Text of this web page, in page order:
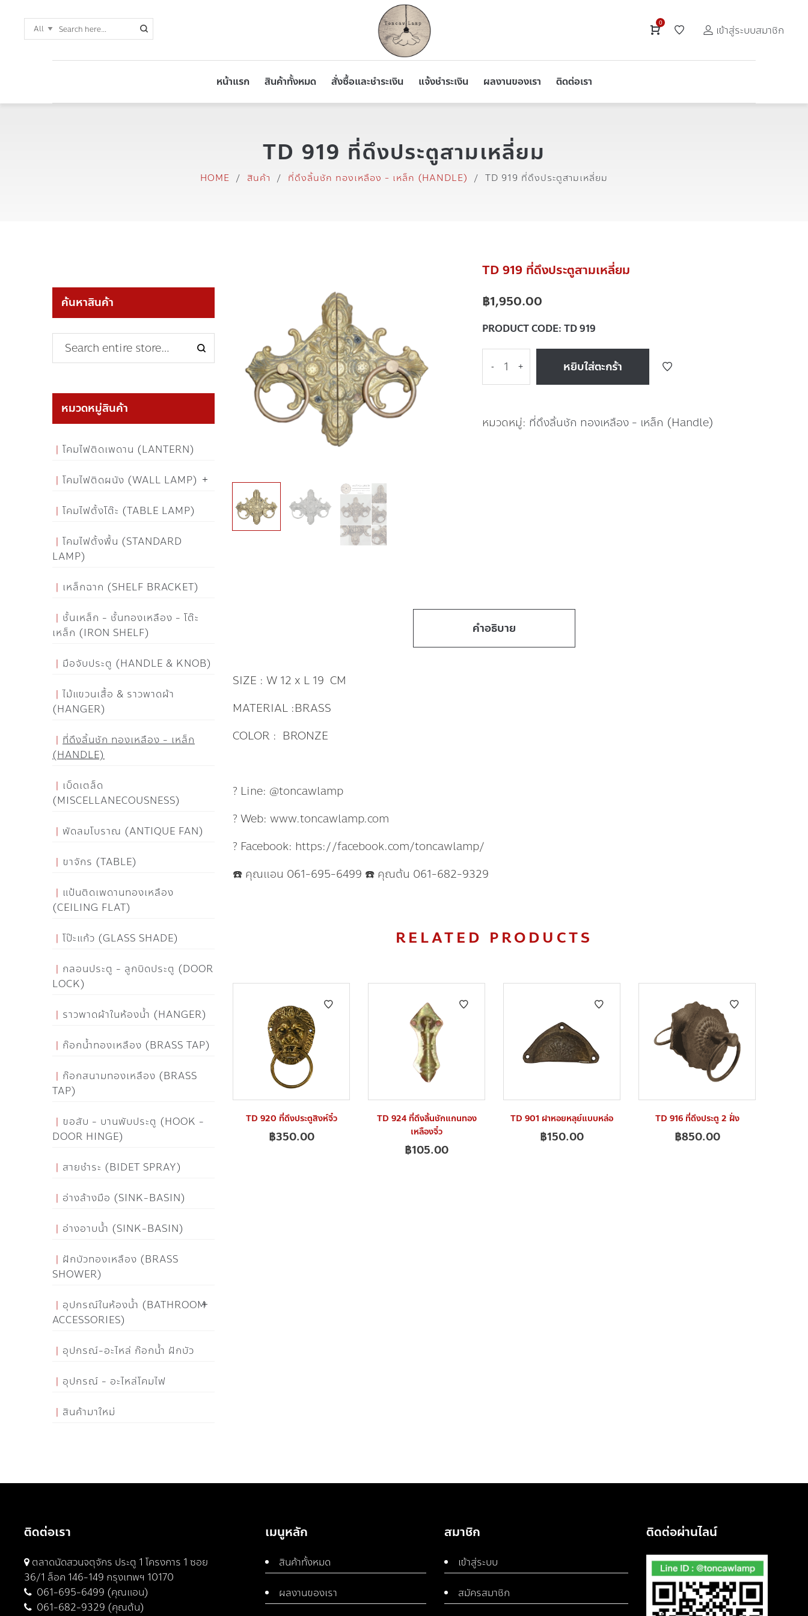
0
เข้าสู่ระบบสมาชิก
หน้าแรก สินค้าทั้งหมด สั่งซื้อและชำระเงิน แจ้งชำระเงิน ผลงานของเรา ติดต่อเรา
TD 919 ที่ดึงประตูสามเหลี่ยม
HOME / สินค้า / ที่ดึงลิ้นชัก ทองเหลือง - เหล็ก (HANDLE) / TD 919 ที่ดึงประตูสามเหลี่ยม
TD 919 ที่ดึงประตูสามเหลี่ยม
฿1,950.00
PRODUCT CODE: TD 919
- + หยิบใส่ตะกร้า
หมวดหมู่: ที่ดึงลิ้นชัก ทองเหลือง - เหล็ก (Handle)
คำอธิบาย
SIZE : W 12 x L 19 CM
MATERIAL :BRASS
COLOR : BRONZE
? Line: @toncawlamp
? Web: www.toncawlamp.com
? Facebook: https://facebook.com/toncawlamp/
☎️ คุณแอน 061-695-6499 ☎️ คุณต้น 061-682-9329
RELATED PRODUCTS
TD 920 ที่ดึงประตูสิงห์จิ๋ว
฿350.00
TD 924 ที่ดึงลิ้นชักแกนทอง
เหลืองจิ๋ว
฿105.00
TD 901 ฝาหอยหลุย์แบบหล่อ
฿150.00
TD 916 ที่ดึงประตู 2 ฝั่ง
฿850.00
ค้นหาสินค้า
หมวดหมู่สินค้า
โคมไฟติดเพดาน (LANTERN)
โคมไฟติดผนัง (WALL LAMP)
โคมไฟตั้งโต๊ะ (TABLE LAMP)
โคมไฟตั้งพื้น (STANDARD
LAMP)
เหล็กฉาก (SHELF BRACKET)
ชั้นเหล็ก - ชั้นทองเหลือง - โต๊ะ
เหล็ก (IRON SHELF)
มือจับประตู (HANDLE & KNOB)
ไม้แขวนเสื้อ & ราวพาดผ้า
(HANGER)
ที่ดึงลิ้นชัก ทองเหลือง - เหล็ก
(HANDLE)
เบ็ดเตล็ด
(MISCELLANECOUSNESS)
พัดลมโบราณ (ANTIQUE FAN)
ขาจักร (TABLE)
แป้นติดเพดานทองเหลือง
(CEILING FLAT)
โป๊ะแก้ว (GLASS SHADE)
กลอนประตู - ลูกบิดประตู (DOOR
LOCK)
ราวพาดผ้าในห้องน้ำ (HANGER)
ก๊อกน้ำทองเหลือง (BRASS TAP)
ก๊อกสนามทองเหลือง (BRASS
TAP)
ขอสับ - บานพับประตู (HOOK -
DOOR HINGE)
สายชำระ (BIDET SPRAY)
อ่างล้างมือ (SINK-BASIN)
อ่างอาบน้ำ (SINK-BASIN)
ฝักบัวทองเหลือง (BRASS
SHOWER)
อุปกรณ์ในห้องน้ำ (BATHROOM
ACCESSORIES)
อุปกรณ์-อะไหล่ ก๊อกน้ำ ฝักบัว
อุปกรณ์ - อะไหล่โคมไฟ
สินค้ามาใหม่
ติดต่อเรา
ตลาดนัดสวนจตุจักร ประตู 1 โครงการ 1 ซอย
36/1 ล็อค 146-149 กรุงเทพฯ 10170
061-695-6499 (คุณแอน)
061-682-9329 (คุณต้น)
เมนูหลัก
สินค้าทั้งหมด
ผลงานของเรา
สมาชิก
เข้าสู่ระบบ
สมัครสมาชิก
ติดต่อผ่านไลน์